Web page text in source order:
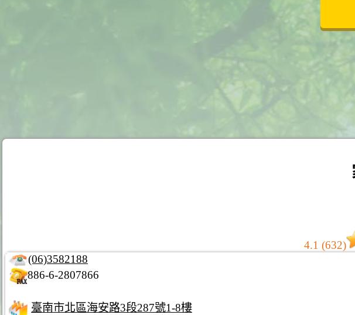
4.1 (632)
(06)3582188
886-6-2807866
臺南市北區海安路3段287號1-8樓